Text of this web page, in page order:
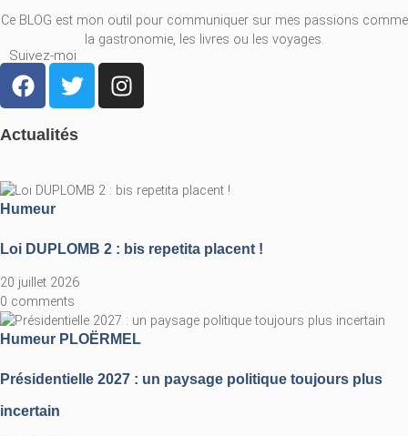
Ce BLOG est mon outil pour communiquer sur mes passions comme
la gastronomie, les livres ou les voyages.
Suivez-moi
Actualités
Humeur
Loi DUPLOMB 2 : bis repetita placent !
20 juillet 2026
0 comments
Humeur PLOËRMEL
Présidentielle 2027 : un paysage politique toujours plus
incertain